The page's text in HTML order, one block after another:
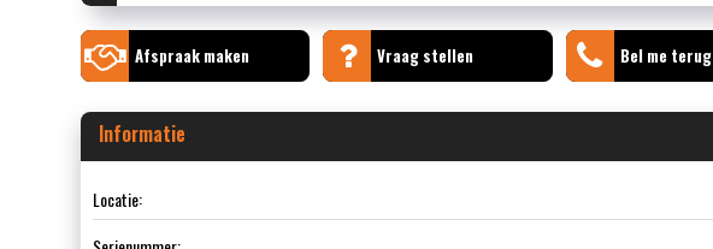
Afspraak maken Vraag stellen Bel me terug
Informatie
Locatie: